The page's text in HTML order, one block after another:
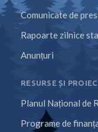
Comunicate de
Rapoarte zilnice
Anunțuri
RESURSE ȘI
Planul Național de
Programe de